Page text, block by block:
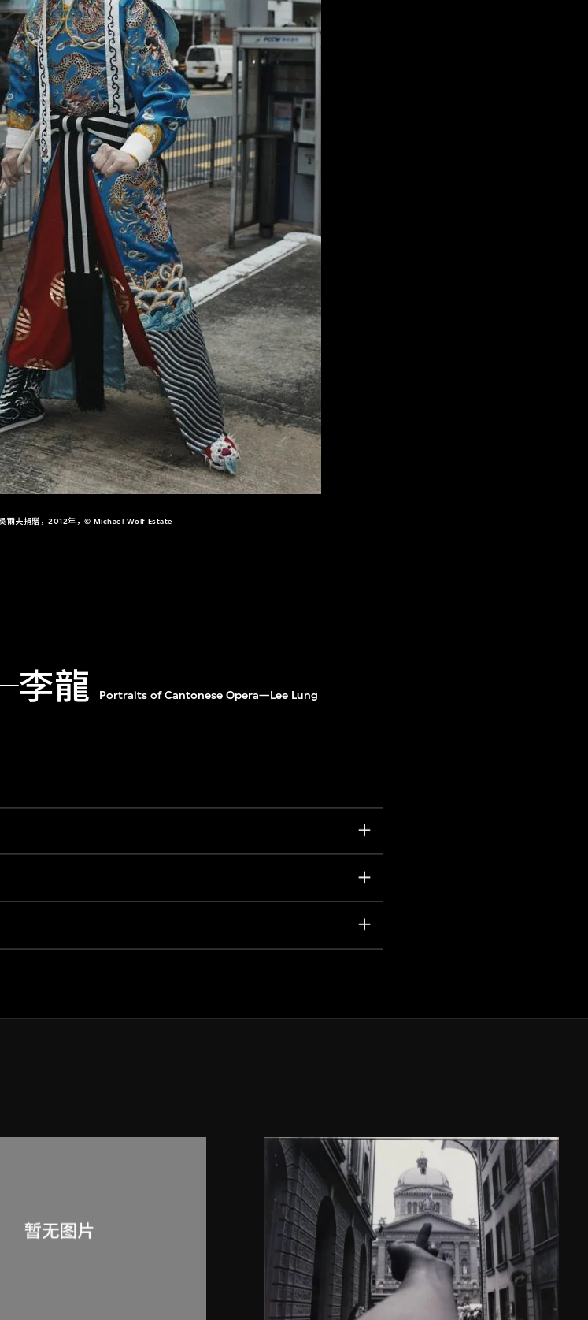
爾夫捐贈，2012年，© Michael Wolf Estate
李龍
Portraits of Cantonese Opera—Lee Lung